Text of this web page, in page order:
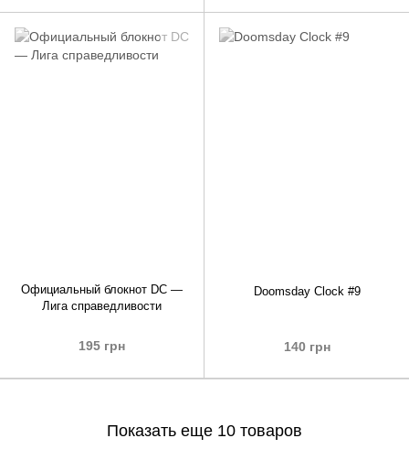
Официальный блокнот DC —
Лига справедливости
195 грн
Doomsday Clock #9
140 грн
Показать еще 10 товаров